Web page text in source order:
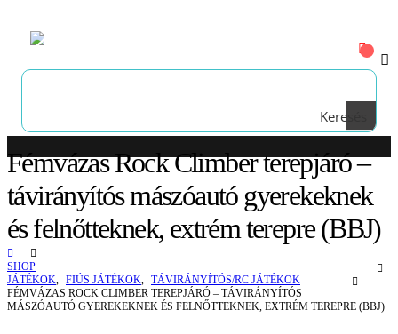
Keresés
Fémvázas Rock Climber terepjáró –
távirányítós mászóautó gyerekeknek
és felnőtteknek, extrém terepre (BBJ)
SHOP
JÁTÉKOK, FIÚS JÁTÉKOK, TÁVIRÁNYÍTÓS/RC JÁTÉKOK
FÉMVÁZAS ROCK CLIMBER TEREPJÁRÓ – TÁVIRÁNYÍTÓS
MÁSZÓAUTÓ GYEREKEKNEK ÉS FELNŐTTEKNEK, EXTRÉM TEREPRE (BBJ)